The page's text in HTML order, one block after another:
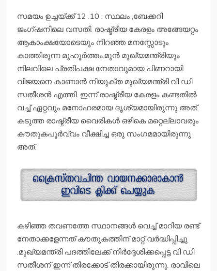
സമയം ഉച്ചയ്ക്ക് 12 .10 . സ്ഥലം ,ബേക്കറി
ജംഗ്ഷനിലെ വസതി. രാഷ്ട്രീയ കേരളം അങ്ങേയറ്റം
ആകാംക്ഷയോടെയും നിറഞ്ഞ മനസ്സോടും
കാത്തിരുന്ന മുഹൂർത്തം.മുന്‍ മുഖ്യമന്ത്രിയും
നിലവിലെ പ്രതിപക്ഷ നേതാവുമായ പിണറായി
വിജയനെ കാണാൻ നിയുക്ത മുഖ്യമന്ത്രി വി ഡി
സതീശൻ എത്തി. ഇന്ന് രാഷ്ട്രീയ കേരളം കണ്ടതിൽ
വച്ച് ഏറ്റവും മനോഹരമായ ദൃശ്യമായിരുന്നു അത്.
കടുത്ത രാഷ്ട്രീയ വൈരികൾ ഒഴികെ മറ്റെല്ലാവരും
കൗതുകപൂർവ്വം വീക്ഷിച്ച ഒരു സംഗമമായിരുന്നു
അത്.
കഴിഞ്ഞ തവണത്തേ സ്ഥാനങ്ങള്‍ വെച്ച് മാറിയ രണ്ട്
നേതാക്കളേന്നത് കൗതുകത്തിന് മാറ്റ് വർദ്ധിപ്പിച്ചു
.മുഖ്യമന്ത്രി പദത്തിലേക്ക് നിർദ്ദേശിക്കപ്പെട്ട വി ഡി
സതീശന് ഇന്ന് തിരക്കോട് തിരക്കായിരുന്നു. രാവിലെ